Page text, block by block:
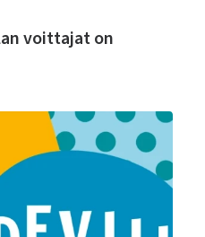
voittajat on